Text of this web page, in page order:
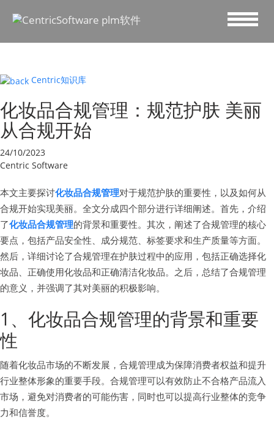
Centric知识库
化妆品合规管理：规范护肤 美丽
从合规开始
24/10/2023
Centric Software
本文主要探讨化妆品合规管理对于规范护肤的重要性，以及如何从
合规开始实现美丽。全文分成四个部分进行详细阐述。首先，介绍
了化妆品合规管理的背景和重要性。其次，阐述了合规管理的核心
要点，包括产品安全性、成分规范、标签要求和生产质量等方面。
然后，详细讨论了合规管理在护肤过程中的应用，包括正确选择化
妆品、正确使用化妆品和正确清洁化妆品。之后，总结了合规管理
的意义，并强调了其对美丽的积极影响。
1、化妆品合规管理的背景和重要
性
随着化妆品市场的不断发展，合规管理成为保障消费者权益和提升
行业整体形象的重要手段。合规管理可以有效防止不合格产品流入
市场，避免对消费者的可能伤害，同时也可以提高行业整体的竞争
力和信誉度。